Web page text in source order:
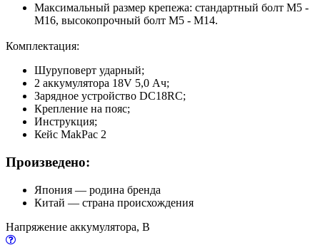
Максимальный размер крепежа: стандартный болт M5 -
M16, высокопрочный болт М5 - М14.
Комплектация:
Шуруповерт ударный;
2 аккумулятора 18V 5,0 Ач;
Зарядное устройство DC18RC;
Крепление на пояс;
Инструкция;
Кейс MakPac 2
Произведено:
Япония — родина бренда
Китай — страна происхождения
Напряжение аккумулятора, В